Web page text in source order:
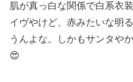
肌が真っ白な関係で白系衣
イヴやけど、赤みたいな明
うんよな。しかもサンタや
😍